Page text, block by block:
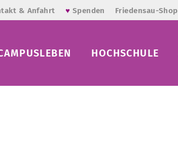
& Anfahrt ♥ Spenden Friedensau-Shop
HOCHSCHULE